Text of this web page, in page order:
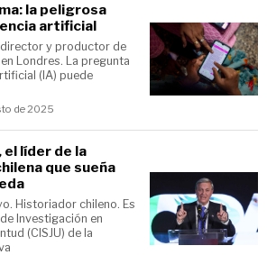
la peligrosa
artificial
director y productor de
Londres. La pregunta
(IA) puede
de 2025
líder de la
que sueña
Historiador chileno. Es
Investigación en
(CISJU) de la